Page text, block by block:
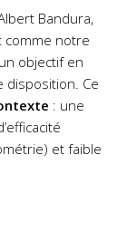
Bandura,
comme notre
objectif en
disposition. Ce
: une
et faible